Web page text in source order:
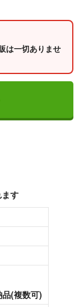
は一切ありませ
す
(複数可)